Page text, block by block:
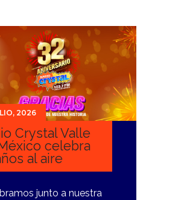
2026
Crystal Valle
celebra
al aire
junto a nuestra